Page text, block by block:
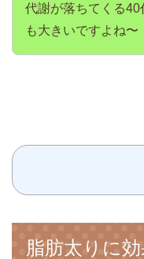
代謝が落ちてくる40
も大きいですよね〜
脂肪太りに